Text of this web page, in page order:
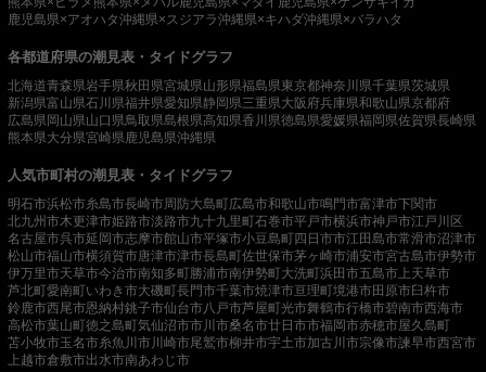
鹿児島県×アオハタ沖縄県×スジアラ沖縄県×キハダ沖縄県×バラハタ
各都道府県の潮見表・タイドグラフ
北海道青森県岩手県秋田県宮城県山形県福島県東京都神奈川県千葉県茨城県
新潟県富山県石川県福井県愛知県静岡県三重県大阪府兵庫県和歌山県京都府
広島県岡山県山口県鳥取県島根県高知県香川県徳島県愛媛県福岡県佐賀県長崎県
熊本県大分県宮崎県 鹿児島県沖縄県
人気市町村の潮見表・タイドグラフ
明石市浜松市糸島市長崎市周防大島町広島市和歌山市鳴門市富津市下関市
北九州市木更津市姫路市淡路市九十九里町石巻市平戸市横浜市神戸市江戸川区
名古屋市呉市延岡市志摩市館山市平塚市小豆島町四日市市江田島市常滑市沼津市
松山市福山市横須賀市唐津市津市長島町佐世保市茅ヶ崎市浦安市宮古島市伊勢市
伊万里市天草市今治市南知多町勝浦市南伊勢町大洗町浜田市五島市 上天草市
芦北町愛南町いわき市大磯町長門市千葉市焼津市亘理町境港市田原市臼杵市
鈴鹿市西尾市恩納村銚子市仙台市八戸市芦屋町光市舞鶴市行橋市碧南市西海市
高松市葉山町徳之島町気仙沼市市川市桑名市廿日市市福岡市赤穂市屋久島町
苫小牧市玉名市糸魚川市 川崎市尾鷲市柳井市宇土市加古川市宗像市諫早市西宮市
上越市倉敷市出水市南あわじ市